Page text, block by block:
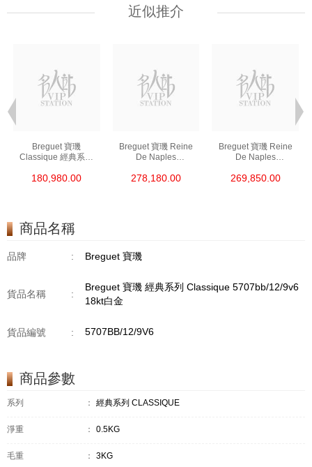
近似推介
Breguet 寶璣
Classique 經典系列
18kt玫瑰金/鑽
180,980.00
Breguet 寶璣 Reine
De Naples
8918bb/58/964/D00d3
278,180.00
Breguet 寶璣 Reine
De Naples
8918br/58/964/D00d/3
269,850.00
商品名稱
品牌 : Breguet 寶璣
貨品名稱 :
Breguet 寶璣 經典系列 Classique 5707bb/12/9v6
18kt白金
貨品編號 : 5707BB/12/9V6
商品參數
系列 ： 經典系列 CLASSIQUE
淨重 ： 0.5KG
毛重 ： 3KG